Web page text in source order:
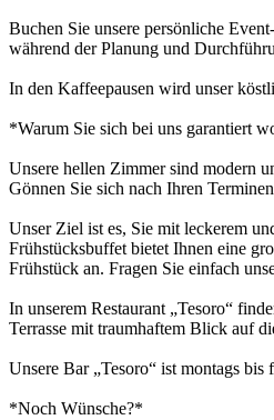
Buchen Sie unsere persönliche
während der Planung und
In den Kaffeepausen wird unser
*Warum Sie sich bei uns garantiert
Unsere hellen Zimmer sind modern
Gönnen Sie sich nach Ihren
Unser Ziel ist es, Sie mit leckerem
Frühstücksbuffet bietet Ihnen eine
Frühstück an. Fragen Sie einfach
In unserem Restaurant „Tesoro“
Terrasse mit traumhaftem Blick auf
Unsere Bar „Tesoro“ ist montags
*Noch Wünsche?*